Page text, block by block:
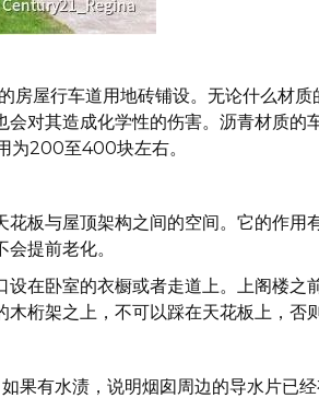
屋行车道用地砖铺设。无论什么材
对其造成化学性的伤害。沥青材质
为200至400块左右。
板与屋顶架构之间的空间。它的作
提前老化。
在卧室的衣橱或者走道上。上阁楼
桁架之上，不可以踩在天花板上，否
果有水渍，说明烟囱周边的导水片已经